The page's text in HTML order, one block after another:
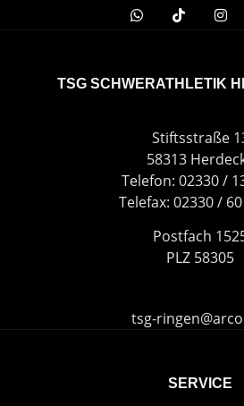
TSG SCHWERATHLETIK
Stiftsstraße
58313
Telefon: 02330 /
Telefax: 02330 /
Postfach
PLZ 58305
tsg-
SERVICE